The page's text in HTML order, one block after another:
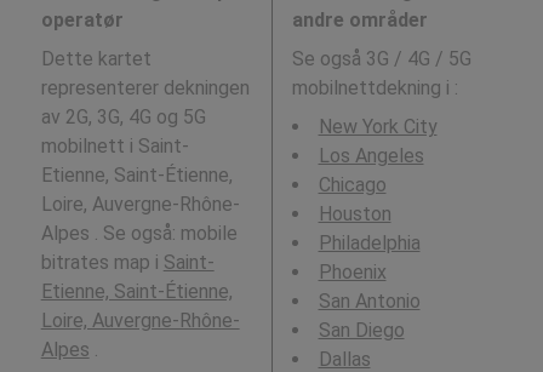
operatør
Dette kartet
representerer dekningen
av 2G, 3G, 4G og 5G
mobilnett i Saint-
Etienne, Saint-Étienne,
Loire, Auvergne-Rhône-
Alpes . Se også: mobile
bitrates map i Saint-
Etienne, Saint-Étienne,
Loire, Auvergne-Rhône-
Alpes .
andre områder
Se også 3G / 4G / 5G
mobilnettdekning i :
New York City
Los Angeles
Chicago
Houston
Philadelphia
Phoenix
San Antonio
San Diego
Dallas